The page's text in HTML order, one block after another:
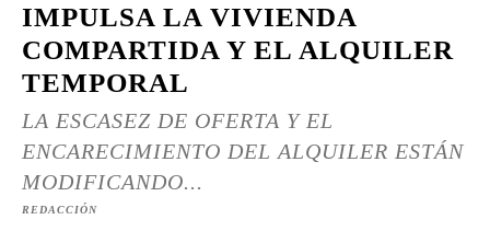
IMPULSA LA VIVIENDA
COMPARTIDA Y EL ALQUILER
TEMPORAL
LA ESCASEZ DE OFERTA Y EL
ENCARECIMIENTO DEL ALQUILER ESTÁN
MODIFICANDO...
REDACCIÓN